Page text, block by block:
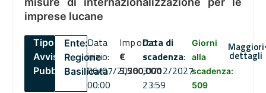
imprese lucane
Tipo:
Avviso
Pubblico
Ente:
Regione
Basilicata
Data
inizio:
06/07/2026
00:00
Importo
€
5,500,000
Data di
scadenza:
31/12/2027
23:59
Giorni
alla
scadenza:
509
Maggiori
dettagli